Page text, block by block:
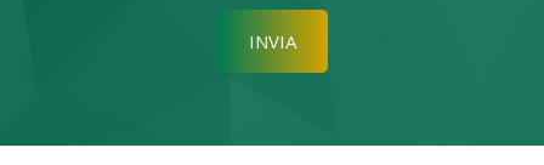
Si prega di lasciare vuoto